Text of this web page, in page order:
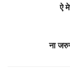
ऐ
ना